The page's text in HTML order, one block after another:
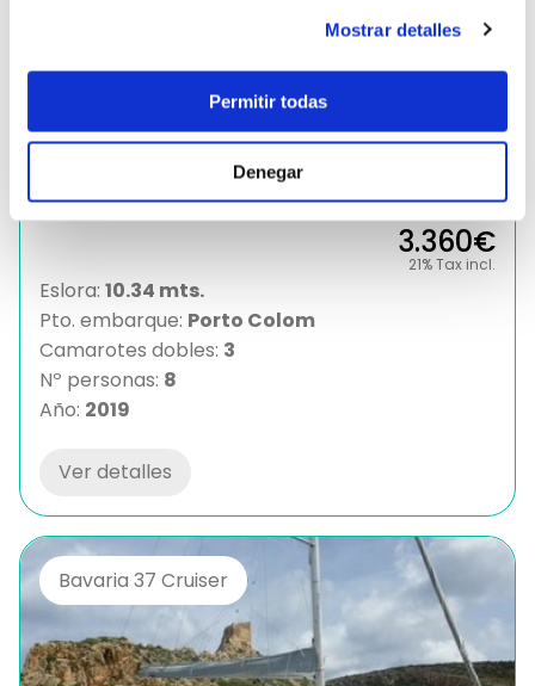
Mostrar detalles
Permitir todas
Denegar
3.360€
21% Tax incl.
Eslora: 10.34 mts.
Pto. embarque: Porto Colom
Camarotes dobles: 3
Nº personas: 8
Año: 2019
Ver detalles
Bavaria 37 Cruiser